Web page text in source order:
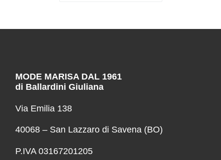
MODE MARISA DAL 1961
di Ballardini Giuliana
Via Emilia 138
40068 – San Lazzaro di Savena (BO)
P.IVA 03167201205